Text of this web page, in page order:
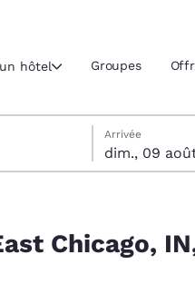
et lieu actuels
hôtel Groupes
dimanche 9 août
Arrivée
dim., 09
lundi 10 août
lundi 10 août
dimanche 9
Chicago,